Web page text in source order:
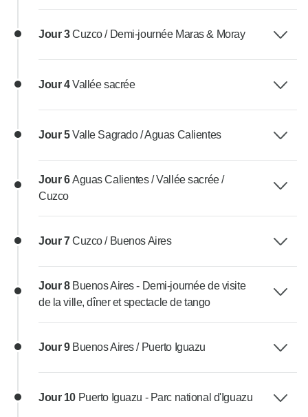
Jour 3Cuzco / Demi-journée Maras & Moray
Jour 4Vallée sacrée
Jour 5Valle Sagrado / Aguas Calientes
Jour 6Aguas Calientes / Vallée sacrée /
Cuzco
Jour 7Cuzco / Buenos Aires
Jour 8 Buenos Aires - Demi-journée de visite
de la ville, dîner et spectacle de tango
Jour 9 Buenos Aires / Puerto Iguazu
Jour 10 Puerto Iguazu - Parc national d'Iguazu